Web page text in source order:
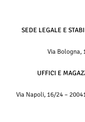
SEDE LEGALE E
Via Bologna,
UFFICI E
Via Napoli, 16/24 –